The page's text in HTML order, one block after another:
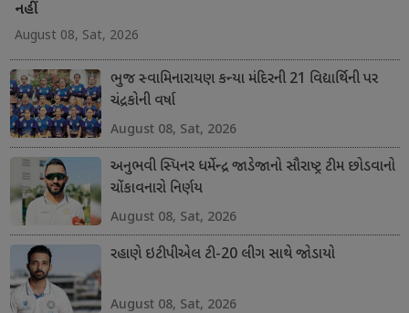
નહીં
August 08, Sat, 2026
ભુજ સ્વામિનારાયણ કન્યા મંદિરની 21 વિદ્યાર્થિની પર
ચંદ્રકોની વર્ષા
August 08, Sat, 2026
અનુભવી સ્પિનર ધર્મેન્દ્ર જાડેજાનો સૌરાષ્ટ્ર ટીમ છોડવાનો
ચોંકાવનારો નિર્ણય
August 08, Sat, 2026
રહાણે ઇટીપીએલ ટી-20 લીગ સાથે જોડાયો
August 08, Sat, 2026